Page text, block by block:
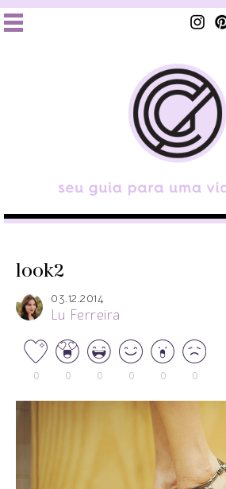
look2
03.12.2014
Lu Ferreira
0 0 0 0 0 0